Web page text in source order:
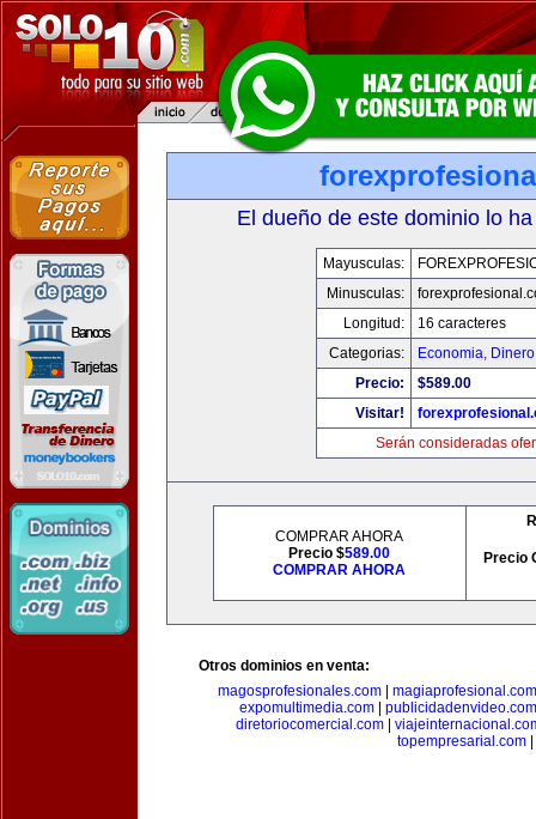
El dueño de este dominio lo
Mayusculas:
Minusculas:
Longitud:
16 caracteres
Categorias:
Economia,
Precio:
$589.00
Visitar!
Serán consideradas
COMPRAR AHORA
Precio $589.00
COMPRAR AHORA
Precio
Otros dominios en venta:
magosprofesionales.com
magiaprofesional.com
expomultimedia.com
publicidadenvideo.com
diretoriocomercial.com
topempresarial.com